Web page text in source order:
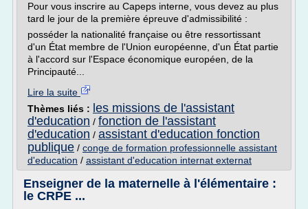
Pour vous inscrire au Capeps interne, vous devez au plus
tard le jour de la première épreuve d'admissibilité :
posséder la nationalité française ou être ressortissant
d'un État membre de l'Union européenne, d'un État partie
à l'accord sur l'Espace économique européen, de la
Principauté...
Lire la suite
Thèmes liés : les missions de l'assistant
d'education / fonction de l'assistant
d'education / assistant d'education fonction
publique / conge de formation professionnelle assistant
d'education / assistant d'education internat externat
Enseigner de la maternelle à l'élémentaire :
le CRPE ...